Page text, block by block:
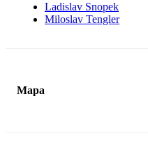
Ladislav Snopek
Miloslav Tengler
Mapa